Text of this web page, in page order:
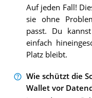
Auf jeden Fall!
sie ohne
passt. Du
einfach
Platz bleibt.
Wie schützt die
Wallet vor